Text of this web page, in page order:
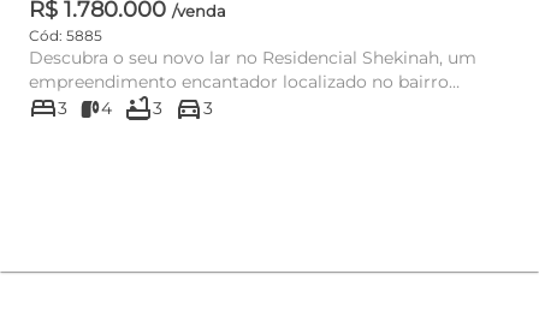
R$ 1.780.000 /venda
Cód: 5885
Descubra o seu novo lar no Residencial Shekinah, um
empreendimento encantador localizado no bairro
Jardim, um dos ender...
bed3 4 bathtub3 directions_car3